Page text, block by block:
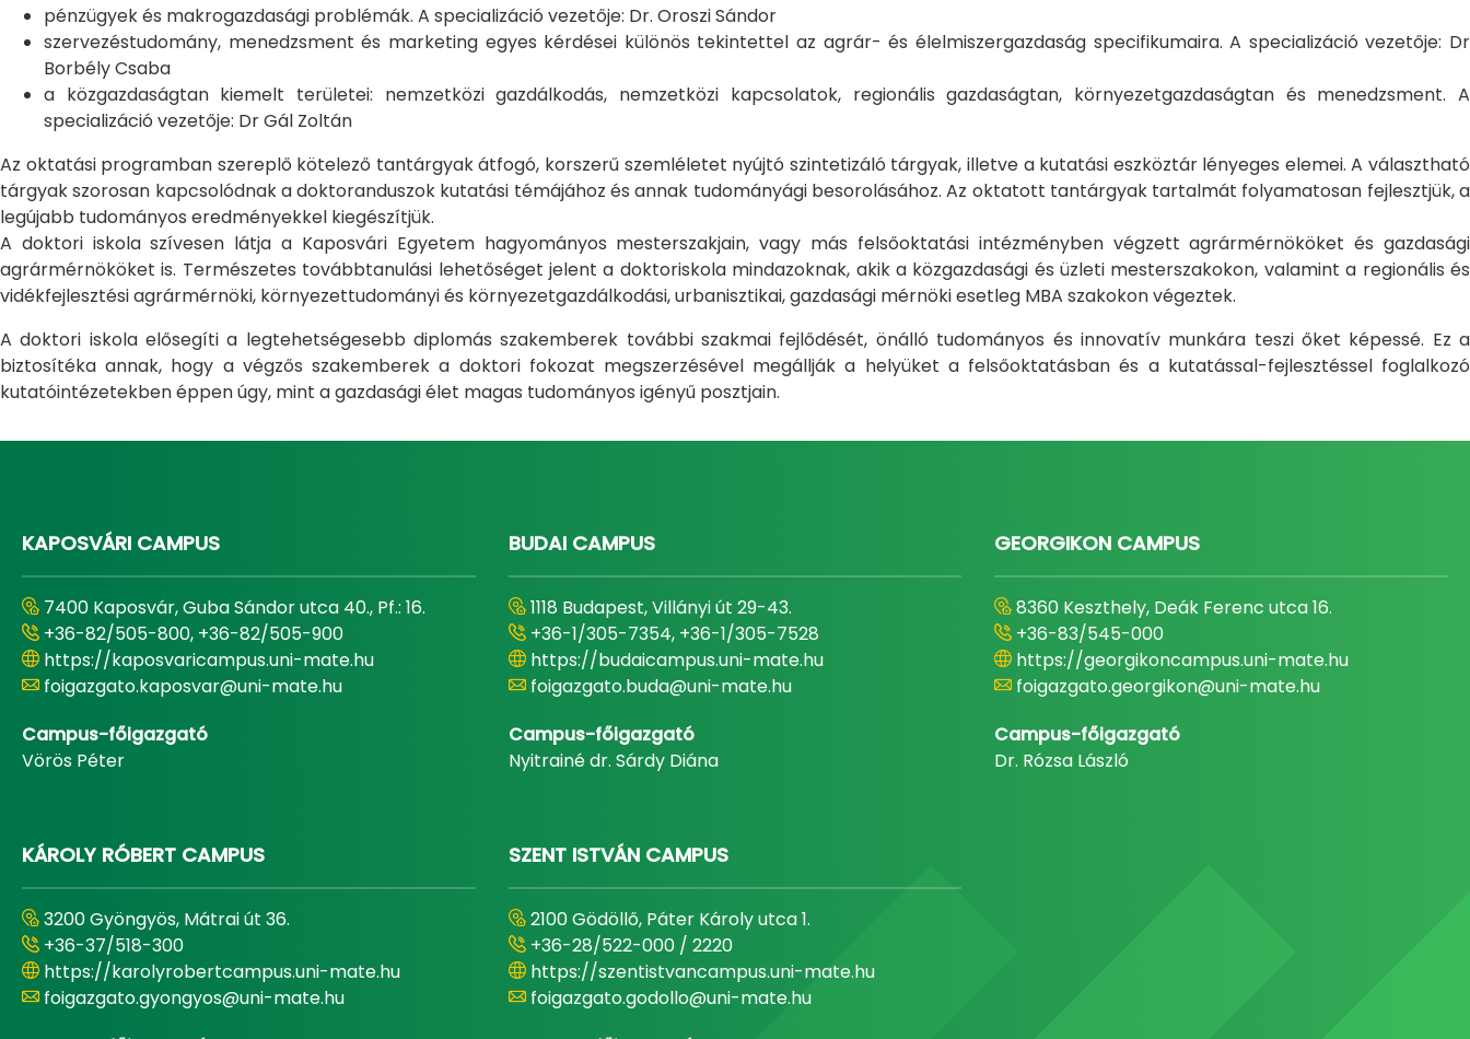
pénzügyek és makrogazdasági problémák. A specializáció vezetője: Dr. Oroszi Sándor
szervezéstudomány, menedzsment és marketing egyes kérdései különös tekintettel az agrár- és élelmiszergazdaság specifikumaira. A specializáció vezetője: Dr
Borbély Csaba
a közgazdaságtan kiemelt területei: nemzetközi gazdálkodás, nemzetközi kapcsolatok, regionális gazdaságtan, környezetgazdaságtan és menedzsment. A
specializáció vezetője: Dr Gál Zoltán
Az oktatási programban szereplő kötelező tantárgyak átfogó, korszerű szemléletet nyújtó szintetizáló tárgyak, illetve a kutatási eszköztár lényeges elemei. A választható
tárgyak szorosan kapcsolódnak a doktoranduszok kutatási témájához és annak tudományági besorolásához. Az oktatott tantárgyak tartalmát folyamatosan fejlesztjük, a
legújabb tudományos eredményekkel kiegészítjük.
A doktori iskola szívesen látja a Kaposvári Egyetem hagyományos mesterszakjain, vagy más felsőoktatási intézményben végzett agrármérnököket és gazdasági
agrármérnököket is. Természetes továbbtanulási lehetőséget jelent a doktoriskola mindazoknak, akik a közgazdasági és üzleti mesterszakokon, valamint a regionális és
vidékfejlesztési agrármérnöki, környezettudományi és környezetgazdálkodási, urbanisztikai, gazdasági mérnöki esetleg MBA szakokon végeztek.
A doktori iskola elősegíti a legtehetségesebb diplomás szakemberek további szakmai fejlődését, önálló tudományos és innovatív munkára teszi őket képessé. Ez a
biztosítéka annak, hogy a végzős szakemberek a doktori fokozat megszerzésével megállják a helyüket a felsőoktatásban és a kutatással-fejlesztéssel foglalkozó
kutatóintézetekben éppen úgy, mint a gazdasági élet magas tudományos igényű posztjain.
KAPOSVÁRI CAMPUS
7400 Kaposvár, Guba Sándor utca 40., Pf.: 16.
+36-82/505-800, +36-82/505-900
https://kaposvaricampus.uni-mate.hu
foigazgato.kaposvar@uni-mate.hu
Campus-főigazgató
Vörös Péter
BUDAI CAMPUS
1118 Budapest, Villányi út 29-43.
+36-1/305-7354, +36-1/305-7528
https://budaicampus.uni-mate.hu
foigazgato.buda@uni-mate.hu
Campus-főigazgató
Nyitrainé dr. Sárdy Diána
GEORGIKON CAMPUS
8360 Keszthely, Deák Ferenc utca 16.
+36-83/545-000
https://georgikoncampus.uni-mate.hu
foigazgato.georgikon@uni-mate.hu
Campus-főigazgató
Dr. Rózsa László
KÁROLY RÓBERT CAMPUS
3200 Gyöngyös, Mátrai út 36.
+36-37/518-300
https://karolyrobertcampus.uni-mate.hu
foigazgato.gyongyos@uni-mate.hu
SZENT ISTVÁN CAMPUS
2100 Gödöllő, Páter Károly utca 1.
+36-28/522-000 / 2220
https://szentistvancampus.uni-mate.hu
foigazgato.godollo@uni-mate.hu